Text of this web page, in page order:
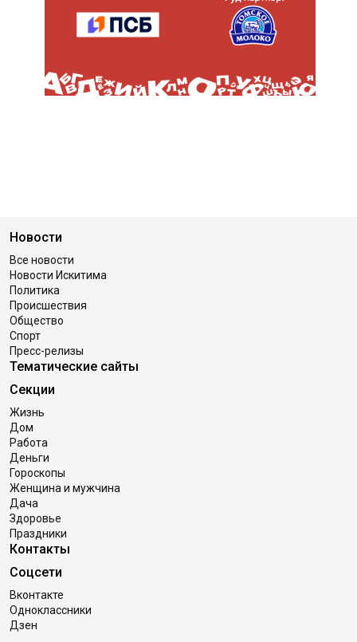
Новости
Все новости
Новости Искитима
Политика
Происшествия
Общество
Спорт
Пресс-релизы
Тематические сайты
Секции
Жизнь
Дом
Работа
Деньги
Гороскопы
Женщина и мужчина
Дача
Здоровье
Праздники
Контакты
Соцсети
Вконтакте
Одноклассники
Дзен